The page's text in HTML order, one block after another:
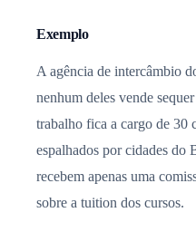
Exemplo
A agência de intercâmbio
nenhum deles vende
trabalho fica a cargo de 30
espalhados por cidades do
recebem apenas uma
sobre a tuition dos cursos.